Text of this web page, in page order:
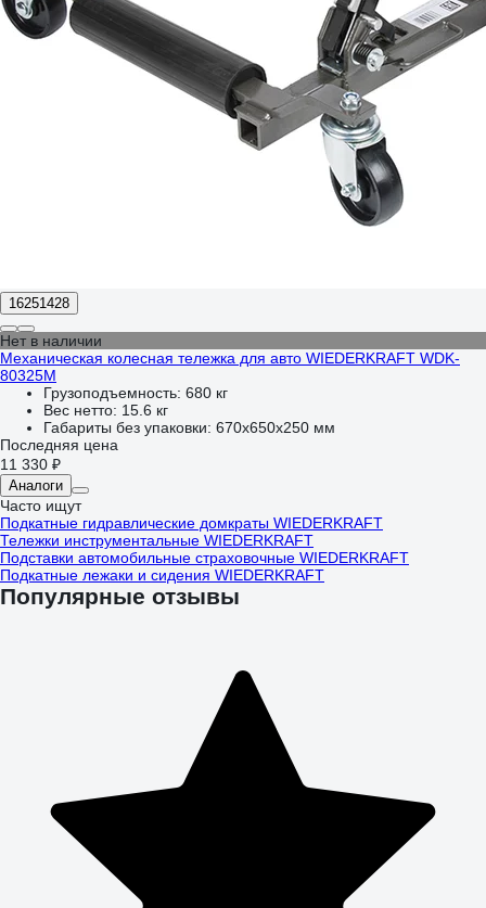
16251428
Нет в наличии
Механическая колесная тележка для авто WIEDERKRAFT WDK-
80325M
Грузоподъемность: 680 кг
Вес нетто: 15.6 кг
Габариты без упаковки: 670х650х250 мм
Последняя цена
11 330 ₽
Аналоги
Часто ищут
Подкатные гидравлические домкраты WIEDERKRAFT
Тележки инструментальные WIEDERKRAFT
Подставки автомобильные страховочные WIEDERKRAFT
Подкатные лежаки и сидения WIEDERKRAFT
Популярные отзывы